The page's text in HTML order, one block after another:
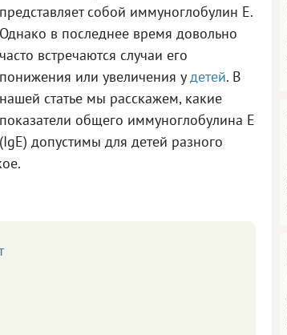
представляет собой иммуноглобулин E.
Однако в последнее время довольно
часто встречаются случаи его
понижения или увеличения у детей. В
нашей статье мы расскажем, какие
показатели общего иммуноглобулина Е
(IgE) допустимы для детей разного